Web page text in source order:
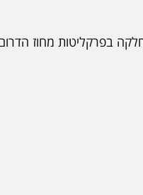
בפרקליטות מחוז